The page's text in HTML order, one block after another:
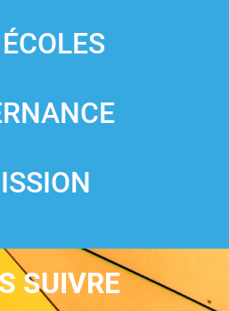
SUIVRE